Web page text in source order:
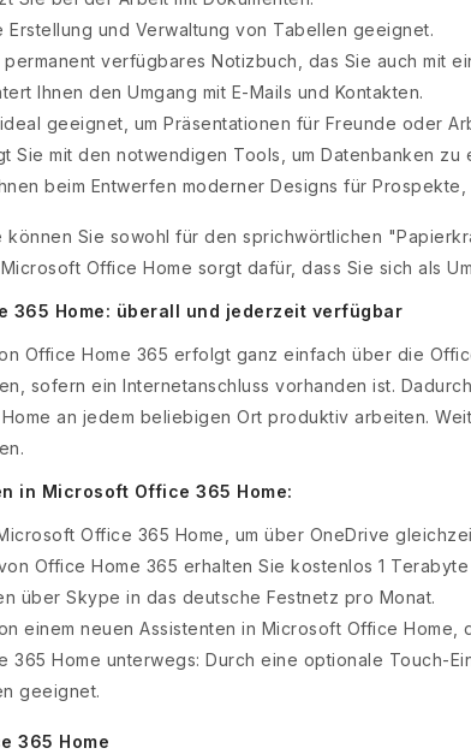
Erstellung und Verwaltung von Tabellen geeignet.
verfügbares Notizbuch, das Sie auch mit
Ihnen den Umgang mit E-Mails und Kontakten.
geeignet, um Präsentationen für Freunde oder
Sie mit den notwendigen Tools, um Datenbanken zu
beim Entwerfen moderner Designs für
können Sie sowohl für den sprichwörtlichen
Office Home sorgt dafür, dass Sie sich als
365 Home: überall und jederzeit verfügbar
Office Home 365 erfolgt ganz einfach über die
sofern ein Internetanschluss vorhanden ist.
an jedem beliebigen Ort produktiv arbeiten.
in Microsoft Office 365 Home:
Office 365 Home, um über OneDrive
Office Home 365 erhalten Sie kostenlos 1
über Skype in das deutsche Festnetz pro Monat.
einem neuen Assistenten in Microsoft Office
365 Home unterwegs: Durch eine optionale Touch-
geeignet.
365 Home